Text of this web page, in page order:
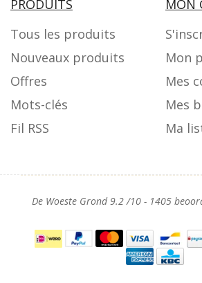
PRODUITS
Tous les produits
Nouveaux produits
Offres
Mots-clés
Fil RSS
MON
Mon
Mes
Mes
Ma
De Woeste Grond9.2/10 - 1405